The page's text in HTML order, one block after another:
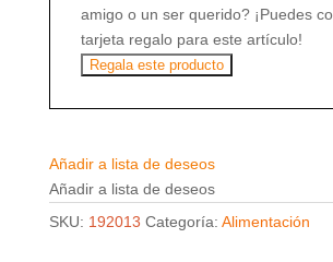
amigo o un ser querido? ¡Puedes
tarjeta regalo para este artículo!
Regala este producto
Añadir a lista de deseos
Añadir a lista de deseos
SKU: 192013 Categoría: Alimentación